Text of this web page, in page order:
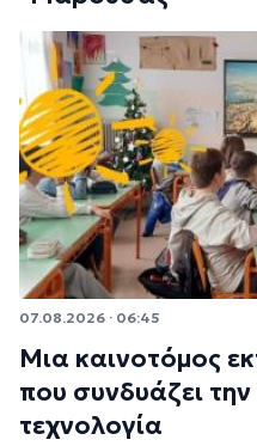
07.08.2026 · 06:45
Μια καινοτόμος
που συνδυάζει την
τεχνολογία